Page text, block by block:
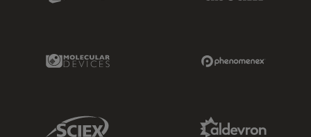
Molecular Devices Link
Sciex Link